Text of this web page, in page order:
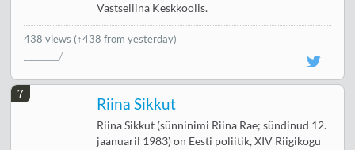
Vastseliina Keskkoolis.
438 views (↑438 from yesterday)
7
Riina Sikkut
Riina Sikkut (sünninimi Riina Rae; sündinud 12.
jaanuaril 1983) on Eesti poliitik, XIV Riigikogu